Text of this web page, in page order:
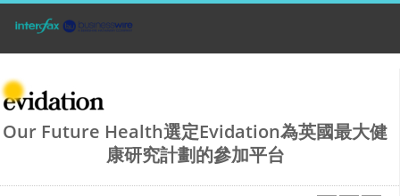
Our Future Health選定Evidation為英國最大健
康研究計劃的參加平台